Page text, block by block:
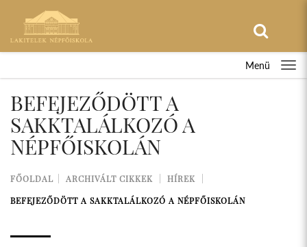
Menü
BEFEJEZŐDÖTT A
SAKKTALÁLKOZÓ A
NÉPFŐISKOLÁN
FŐOLDAL ARCHIVÁLT CIKKEK
HÍREK
BEFEJEZŐDÖTT A SAKKTALÁLKOZÓ A NÉPFŐISKOLÁN